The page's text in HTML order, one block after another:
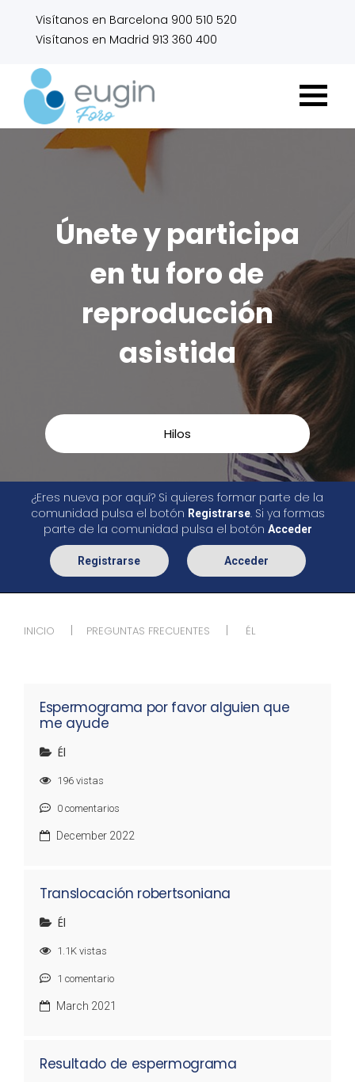
Visítanos en Barcelona 900 510 520
Visítanos en Madrid 913 360 400
Únete y participa
en tu foro de
reproducción
asistida
Hilos
¿Eres nueva por aquí? Si quieres formar parte de la
comunidad pulsa el botón Registrarse. Si ya formas
parte de la comunidad pulsa el botón Acceder
Registrarse Acceder
INICIO PREGUNTAS FRECUENTES ÉL
Espermograma por favor alguien que
me ayude
Él
196 vistas
0 comentarios
December 2022
Translocación robertsoniana
Él
1.1K vistas
1 comentario
March 2021
Resultado de espermograma